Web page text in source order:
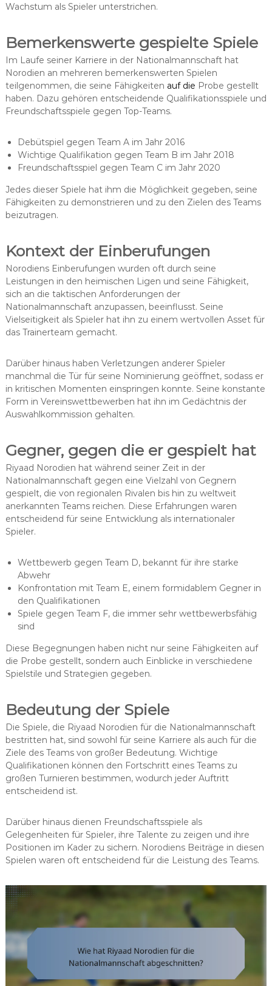
Wachstum als Spieler unterstrichen.
Bemerkenswerte gespielte Spiele
Im Laufe seiner Karriere in der Nationalmannschaft hat
Norodien an mehreren bemerkenswerten Spielen
teilgenommen, die seine Fähigkeiten auf die Probe gestellt
haben. Dazu gehören entscheidende Qualifikationsspiele und
Freundschaftsspiele gegen Top-Teams.
Debütspiel gegen Team A im Jahr 2016
Wichtige Qualifikation gegen Team B im Jahr 2018
Freundschaftsspiel gegen Team C im Jahr 2020
Jedes dieser Spiele hat ihm die Möglichkeit gegeben, seine
Fähigkeiten zu demonstrieren und zu den Zielen des Teams
beizutragen.
Kontext der Einberufungen
Norodiens Einberufungen wurden oft durch seine
Leistungen in den heimischen Ligen und seine Fähigkeit,
sich an die taktischen Anforderungen der
Nationalmannschaft anzupassen, beeinflusst. Seine
Vielseitigkeit als Spieler hat ihn zu einem wertvollen Asset für
das Trainerteam gemacht.
Darüber hinaus haben Verletzungen anderer Spieler
manchmal die Tür für seine Nominierung geöffnet, sodass er
in kritischen Momenten einspringen konnte. Seine konstante
Form in Vereinswettbewerben hat ihn im Gedächtnis der
Auswahlkommission gehalten.
Gegner, gegen die er gespielt hat
Riyaad Norodien hat während seiner Zeit in der
Nationalmannschaft gegen eine Vielzahl von Gegnern
gespielt, die von regionalen Rivalen bis hin zu weltweit
anerkannten Teams reichen. Diese Erfahrungen waren
entscheidend für seine Entwicklung als internationaler
Spieler.
Wettbewerb gegen Team D, bekannt für ihre starke
Abwehr
Konfrontation mit Team E, einem formidablem Gegner in
den Qualifikationen
Spiele gegen Team F, die immer sehr wettbewerbsfähig
sind
Diese Begegnungen haben nicht nur seine Fähigkeiten auf
die Probe gestellt, sondern auch Einblicke in verschiedene
Spielstile und Strategien gegeben.
Bedeutung der Spiele
Die Spiele, die Riyaad Norodien für die Nationalmannschaft
bestritten hat, sind sowohl für seine Karriere als auch für die
Ziele des Teams von großer Bedeutung. Wichtige
Qualifikationen können den Fortschritt eines Teams zu
großen Turnieren bestimmen, wodurch jeder Auftritt
entscheidend ist.
Darüber hinaus dienen Freundschaftsspiele als
Gelegenheiten für Spieler, ihre Talente zu zeigen und ihre
Positionen im Kader zu sichern. Norodiens Beiträge in diesen
Spielen waren oft entscheidend für die Leistung des Teams.